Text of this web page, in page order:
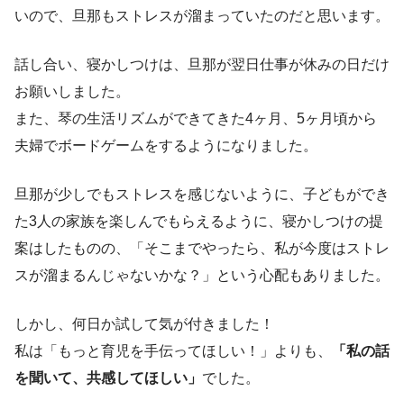
いので、旦那もストレスが溜まっていたのだと思います。
話し合い、寝かしつけは、旦那が翌日仕事が休みの日だけ
お願いしました。
また、琴の生活リズムができてきた4ヶ月、5ヶ月頃から
夫婦でボードゲームをするようになりました。
旦那が少しでもストレスを感じないように、子どもができ
た3人の家族を楽しんでもらえるように、寝かしつけの提
案はしたものの、「そこまでやったら、私が今度はストレ
スが溜まるんじゃないかな？」という心配もありました。
しかし、何日か試して気が付きました！
私は「もっと育児を手伝ってほしい！」よりも、
「私の話
を聞いて、共感してほしい」 でした。